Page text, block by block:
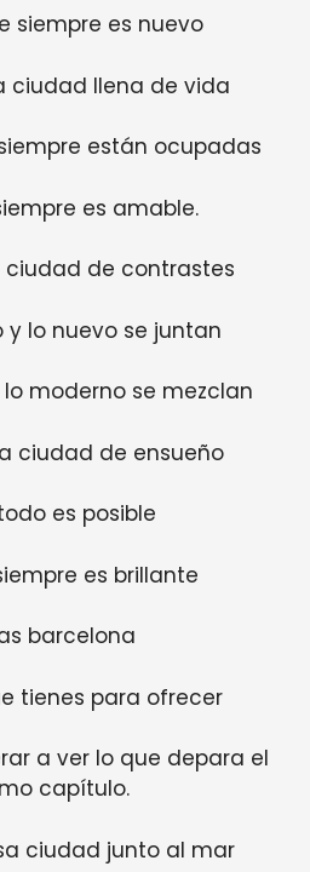
siempre es nuevo
ciudad llena de vida
están ocupadas
es amable.
ciudad de contrastes
y lo nuevo se juntan
moderno se mezclan
ciudad de ensueño
es posible
es brillante
barcelona
tienes para ofrecer
a ver lo que depara el
capítulo.
ciudad junto al mar